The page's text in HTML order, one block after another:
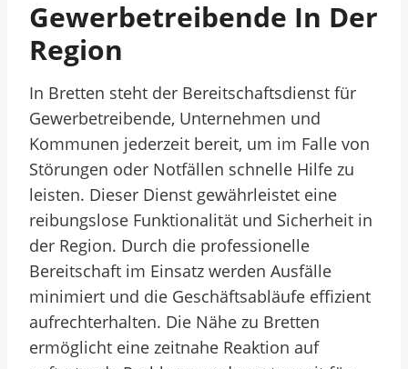
Gewerbetreibende In Der
Region
In Bretten steht der Bereitschaftsdienst für
Gewerbetreibende, Unternehmen und
Kommunen jederzeit bereit, um im Falle von
Störungen oder Notfällen schnelle Hilfe zu
leisten. Dieser Dienst gewährleistet eine
reibungslose Funktionalität und Sicherheit in
der Region. Durch die professionelle
Bereitschaft im Einsatz werden Ausfälle
minimiert und die Geschäftsabläufe effizient
aufrechterhalten. Die Nähe zu Bretten
ermöglicht eine zeitnahe Reaktion auf